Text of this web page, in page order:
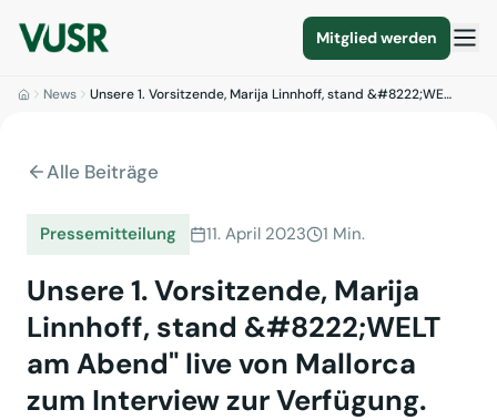
Mitglied werden
News Unsere 1. Vorsitzende, Marija Linnhoff, stand &#8222;WE…
Alle Beiträge
Pressemitteilung 11. April 2023 1 Min.
Unsere 1. Vorsitzende, Marija
Linnhoff, stand &#8222;WELT
am Abend" live von Mallorca
zum Interview zur Verfügung.